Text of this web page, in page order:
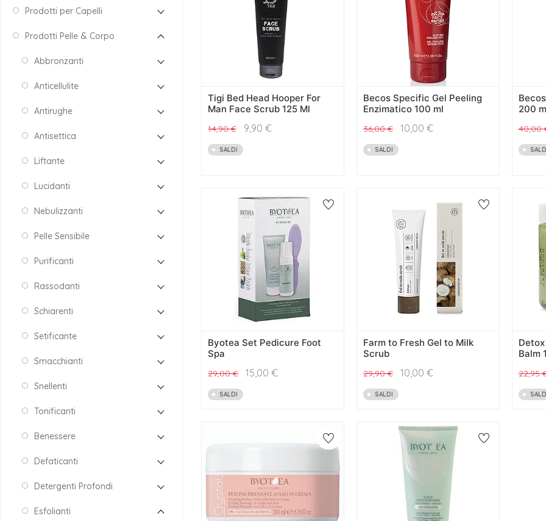
Prodotti per Capelli
Prodotti Pelle & Corpo
Abbronzanti
Anticellulite
Antirughe
Antisettica
Liftante
Lucidanti
Nebulizzanti
Pelle Sensibile
Purificanti
Rassodanti
Schiarenti
Setificante
Smacchianti
Snellenti
Tonificanti
Benessere
Defaticanti
Detergenti Profondi
Esfolianti
Tigi Bed Head Hooper For
Man Face Scrub 125 Ml
14,90€ 9,90 €
SALDI
Becos Specific Gel Peeling
Enzimatico 100 ml
36,00€ 10,00 €
SALDI
200
40,00
Byotea Set Pedicure Foot
Spa
29,00€ 15,00 €
SALDI
Farm to Fresh Gel to Milk
Scrub
29,90€ 10,00 €
SALDI
Balm
22,95